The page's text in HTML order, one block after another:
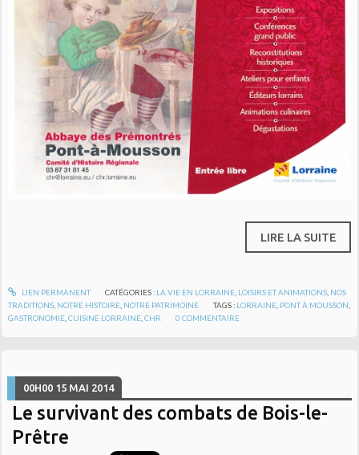
LIRE LA SUITE
LIEN PERMANENT CATÉGORIES : LA VIE EN LORRAINE, LOISIRS ET ANIMATIONS, NOS
TRADITIONS NOTRE HISTOIRE NOTRE PATRIMOINE TAGS : LORRAINE PONT À MOUSSON
GASTRONOMIE ,CUISINE LORRAINE ,CHR 0 COMMENTAIRE
00H00 15 MAI 2014
Le survivant des combats de Bois-le-
Prêtre